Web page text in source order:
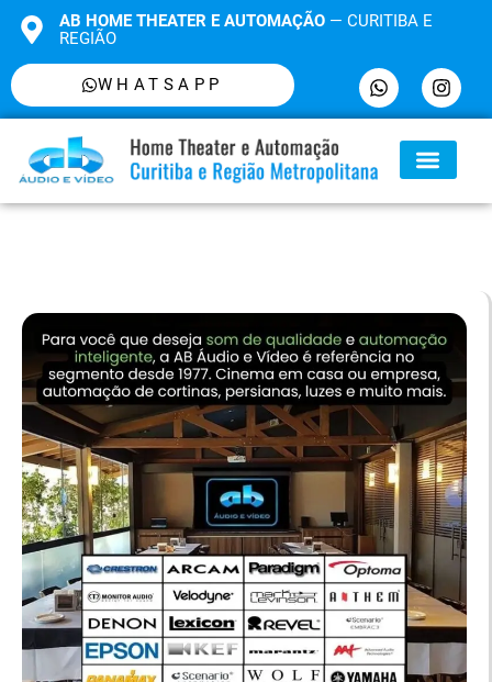
AB HOME THEATER E AUTOMAÇÃO— CURITIBA E
REGIÃO
WHATSAPP